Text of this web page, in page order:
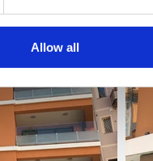
Allow all